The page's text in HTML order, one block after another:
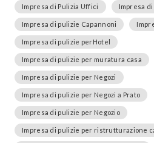
Impresa di Pulizia Uffici Impresa
Impresa di pulizie Capannoni
Impresa di pulizie perHotel
Impresa di pulizie per muratura casa
Impresa di pulizie per Negozi
Impresa di pulizie per Negozi a Prato
Impresa di pulizie per Negozio
Impresa di pulizie per ristrutturazione